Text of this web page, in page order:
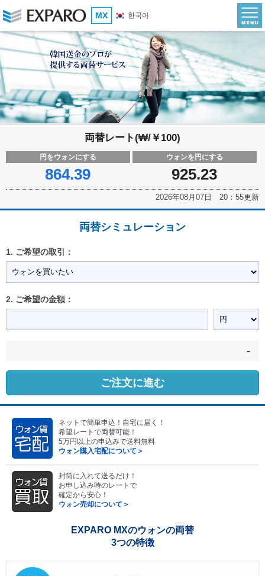
MX 한국어
両替レート(₩/￥100)
円をウォンにする
864.39
ウォンを円にする
925.23
2026年08月07日 20：55更新
両替シミュレーション
1. ご希望の取引：
2. ご希望の金額：
-
ご注文に進む
ネットで簡単申込！自宅に届く！
希望レートで両替可能！
5万円以上の申込みで送料無料
ウォン購入宅配について＞
封筒に入れて送るだけ！
お申し込み時のレートで
確定から安心！
ウォン売却について＞
EXPARO MXのウォンの両替
3つの特徴